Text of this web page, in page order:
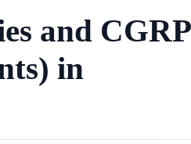
and CGRP
in